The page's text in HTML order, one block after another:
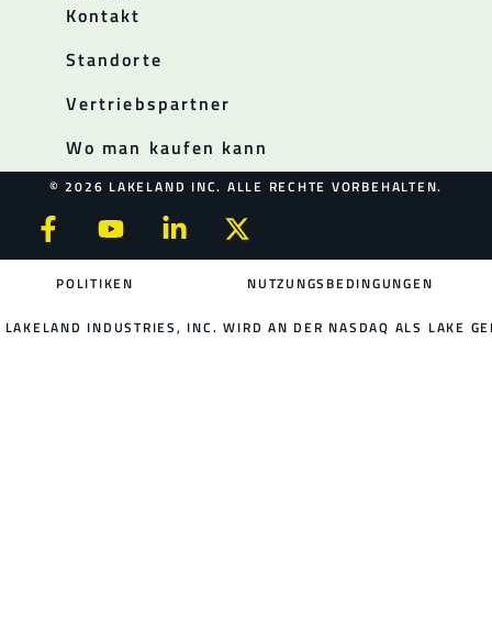
Kontakt
Standorte
Vertriebspartner
Wo man kaufen kann
© 2026 LAKELAND INC. ALLE RECHTE VORBEHALTEN.
POLITIKEN NUTZUNGSBEDINGUNGEN
LAKELAND INDUSTRIES, INC. WIRD AN DER NASDAQ ALS LAKE